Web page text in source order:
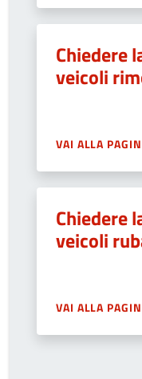
Chiedere
veicoli
VAI ALLA
Chiedere
veicoli
VAI ALLA